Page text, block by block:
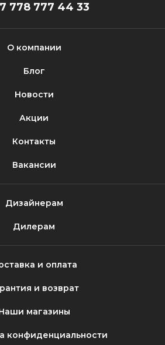
778 777 44 33
О компании
Блог
Новости
Акции
Контакты
Вакансии
Дизайнерам
Дилерам
и оплата
и возврат
магазины
конфиденциальности